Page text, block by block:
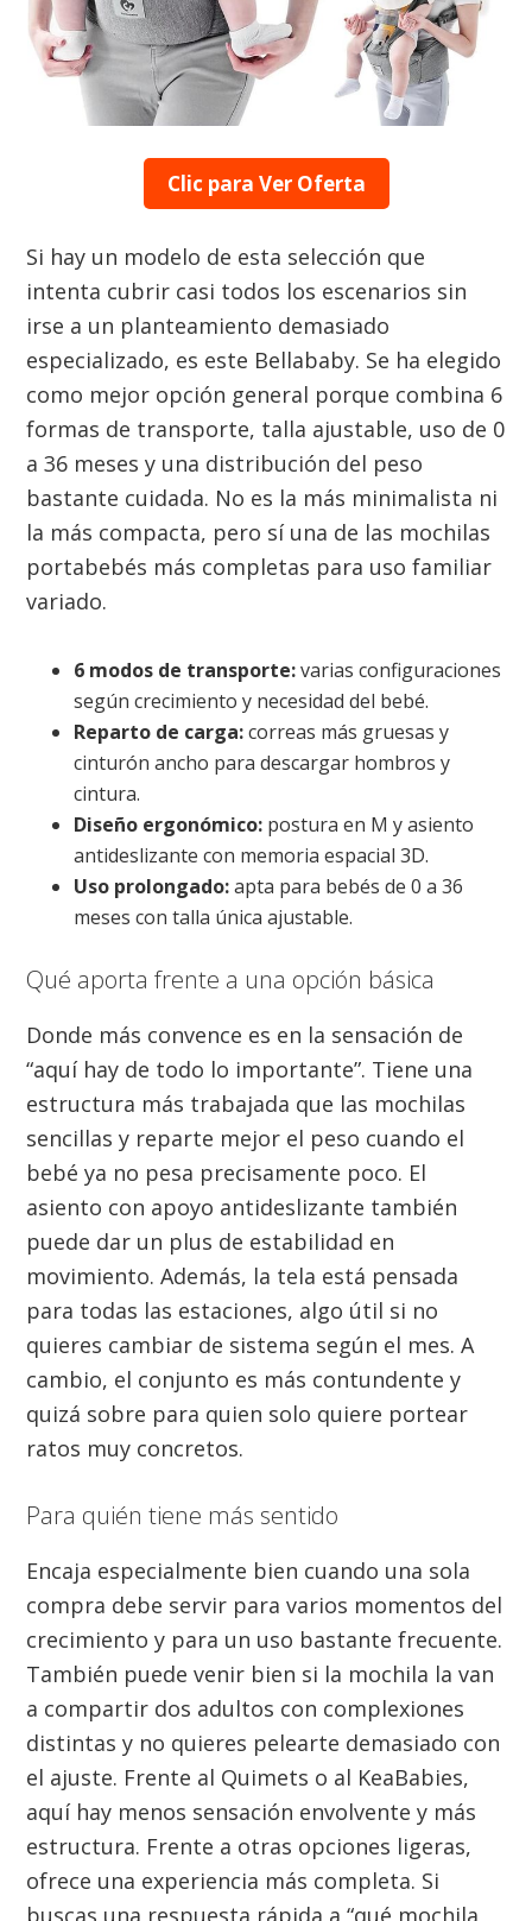
Clic para Ver Oferta
Si hay un modelo de esta selección que
intenta cubrir casi todos los escenarios sin
irse a un planteamiento demasiado
especializado, es este Bellababy. Se ha elegido
como mejor opción general porque combina 6
formas de transporte, talla ajustable, uso de 0
a 36 meses y una distribución del peso
bastante cuidada. No es la más minimalista ni
la más compacta, pero sí una de las mochilas
portabebés más completas para uso familiar
variado.
6 modos de transporte:varias configuraciones
según crecimiento y necesidad del bebé.
Reparto de carga:correas más gruesas y
cinturón ancho para descargar hombros y
cintura.
Diseño ergonómico: postura en M y asiento
antideslizante con memoria espacial 3D.
Uso prolongado:apta para bebés de 0 a 36
meses con talla única ajustable.
Qué aporta frente a una opción básica
Donde más convence es en la sensación de
“aquí hay de todo lo importante”. Tiene una
estructura más trabajada que las mochilas
sencillas y reparte mejor el peso cuando el
bebé ya no pesa precisamente poco. El
asiento con apoyo antideslizante también
puede dar un plus de estabilidad en
movimiento. Además, la tela está pensada
para todas las estaciones, algo útil si no
quieres cambiar de sistema según el mes. A
cambio, el conjunto es más contundente y
quizá sobre para quien solo quiere portear
ratos muy concretos.
Para quién tiene más sentido
Encaja especialmente bien cuando una sola
compra debe servir para varios momentos del
crecimiento y para un uso bastante frecuente.
También puede venir bien si la mochila la van
a compartir dos adultos con complexiones
distintas y no quieres pelearte demasiado con
el ajuste. Frente al Quimets o al KeaBabies,
aquí hay menos sensación envolvente y más
estructura. Frente a otras opciones ligeras,
ofrece una experiencia más completa. Si
buscas una respuesta rápida a “qué mochila